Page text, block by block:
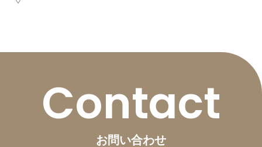
Contact
お問い合わせ